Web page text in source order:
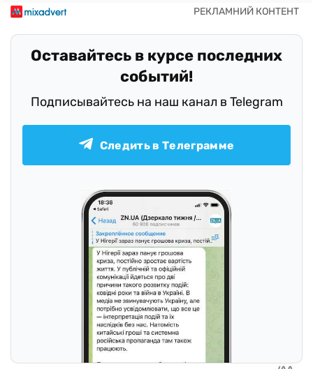
Оставайтесь в курсе последних
событий!
Подписывайтесь на наш канал в Telegram
Следить в Телеграмме